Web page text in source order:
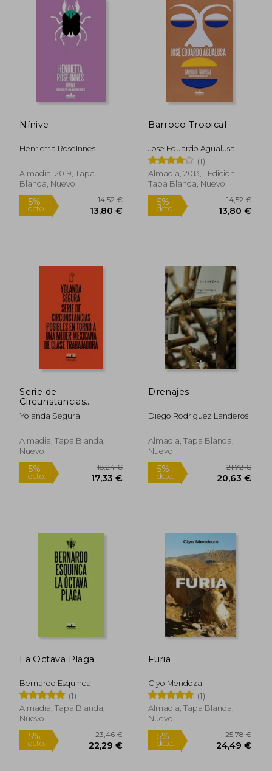
5% 18,82 € 5%
Nínive
Henrietta RoseInnes
Almadía, 2019, Tapa
Blanda, Nuevo
Barroco Tropical
Jose Eduardo Agualusa
(1)
Almadia, 2013, 1 Edición,
Tapa Blanda, Nuevo
Serie de
Circunstancias
Posibles en Torno a
una Mujer Mexicana
Yolanda Segura
Almadia, Tapa Blanda,
Nuevo
Drenajes
Diego Rodriguez Landeros
Almadia, Tapa Blanda,
Nuevo
La Octava Plaga
Bernardo Esquinca
(1)
Almadia, Tapa Blanda,
Nuevo
Furia
Clyo Mendoza
(1)
Almadia, Tapa Blanda,
Nuevo